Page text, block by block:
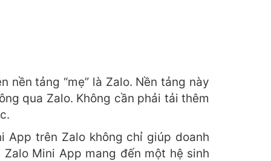
tảng “mẹ” là Zalo. Nền tảng này
qua Zalo. Không cần phải tải thêm
App trên Zalo không chỉ giúp doanh
Mini App mang đến một hệ sinh